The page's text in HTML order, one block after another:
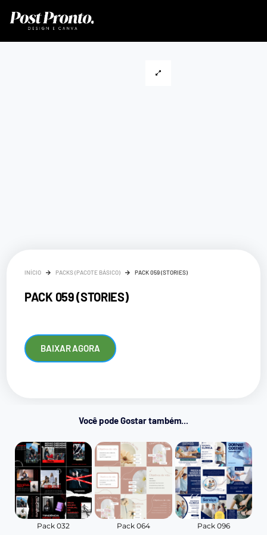
INÍCIO PACKS (PACOTE BÁSICO) PACK 059 (STORIES)
PACK 059 (STORIES)
BAIXAR AGORA
Você pode Gostar também...
Pack 032 Pack 064 Pack 096